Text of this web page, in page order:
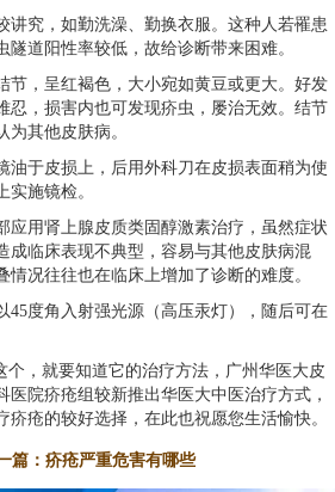
究，如勤洗澡、勤换衣服。这种人若罹患
道阳性率较低，故给诊断带来困难。
节，呈红褐色，大小宛如黄豆或更大。好发
忍，损害内也可发现疥虫，屡治无效。结节
其他皮肤病。
于皮损上，后用外科刀在皮损表面稍为使
施镜检。
应用肾上腺皮质类固醇激素治疗，虽然症状
成临床表现不典型，容易与其他皮肤病混
况往往也在临床上增加了诊断的难度。
度角入射强光源（高压汞灯），随后可在
个，就要知道它的治疗方法，广州华医大皮
院疥疮组较新推出华医大中医治疗方式，
疮的较好选择，在此也祝愿您生活愉快。
篇： 疥疮严重危害有哪些